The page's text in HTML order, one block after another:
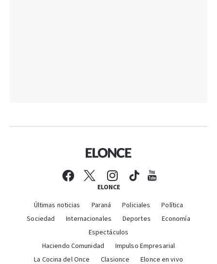
ELONCE
Últimas noticias Paraná Policiales
Política
Sociedad
Internacionales Deportes
Economía
Espectáculos
Haciendo Comunidad
Impulso Empresarial
La Cocina del Once
Clasionce Elonce en vivo